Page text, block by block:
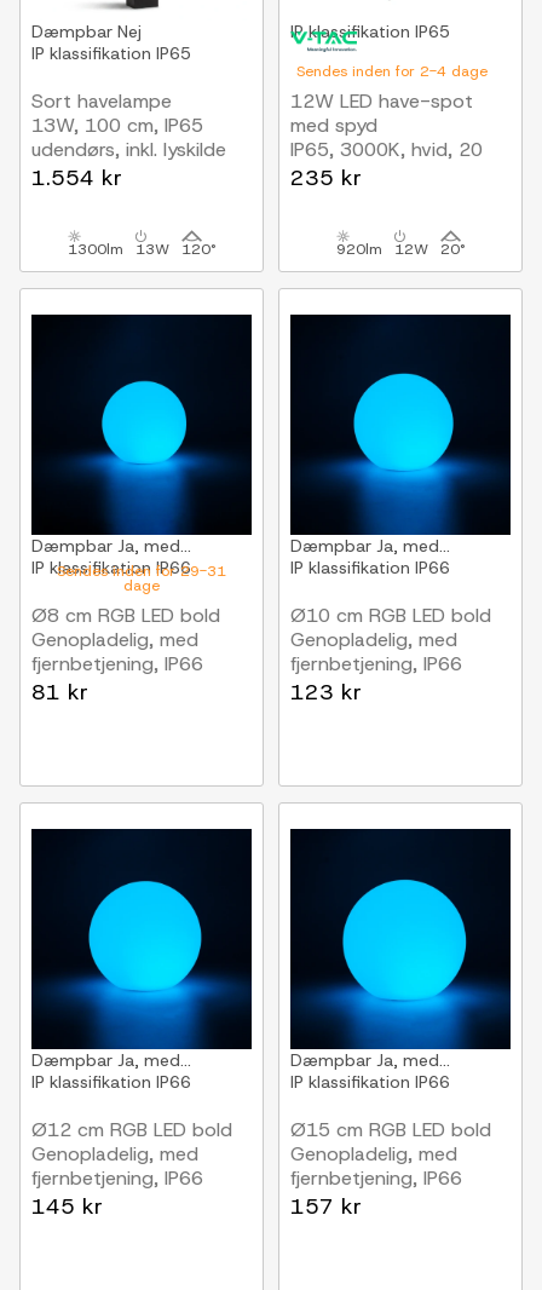
Dæmpbar Nej
IP klassifikation IP65
Sort havelampe
13W, 100 cm, IP65
udendørs, inkl. lyskilde
1.554 kr
1300lm 13W 120°
Sendes inden for 2-4 dage
IP klassifikation IP65
12W LED have-spot
med spyd
IP65, 3000K, hvid, 20
grader, aluminium
235 kr
920lm 12W 20°
Sendes inden for 29-31
dage
Dæmpbar Ja, med...
IP klassifikation IP66
Ø8 cm RGB LED bold
Genopladelig, med
fjernbetjening, IP66
81 kr
Dæmpbar Ja, med...
IP klassifikation IP66
Ø10 cm RGB LED bold
Genopladelig, med
fjernbetjening, IP66
123 kr
Dæmpbar Ja, med...
IP klassifikation IP66
Ø12 cm RGB LED bold
Genopladelig, med
fjernbetjening, IP66
145 kr
Dæmpbar Ja, med...
IP klassifikation IP66
Ø15 cm RGB LED bold
Genopladelig, med
fjernbetjening, IP66
157 kr